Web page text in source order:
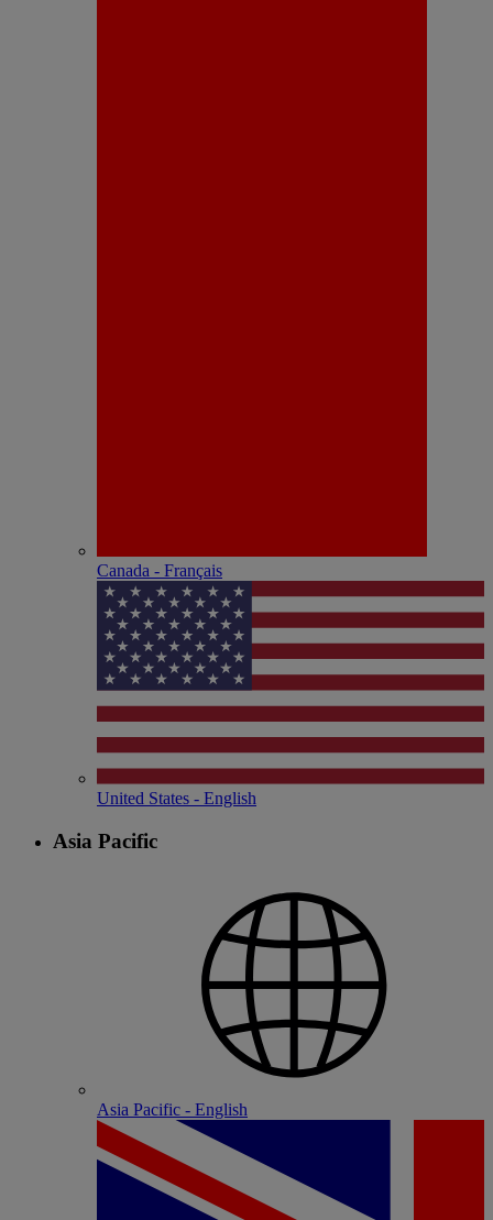
Canada - Français
United States - English
Asia Pacific
Asia Pacific - English